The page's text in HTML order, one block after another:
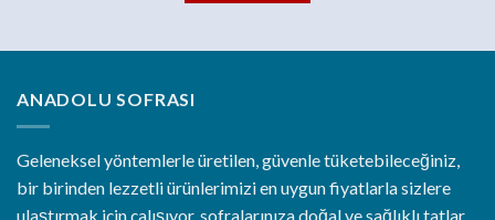
ANADOLU SOFRASI
Geleneksel yöntemlerle üretilen, güvenle tüketebileceğiniz,
bir birinden lezzetli ürünlerimizi en uygun fiyatlarla sizlere
ulaştırmak için çalışıyor, sofralarınıza doğal ve sağlıklı tatlar